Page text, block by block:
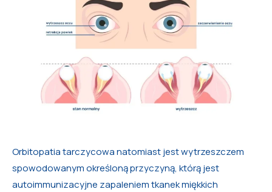
Orbitopatia tarczycowa natomiast jest wytrzeszczem
spowodowanym określoną przyczyną, którą jest
autoimmunizacyjne zapaleniem tkanek miękkich